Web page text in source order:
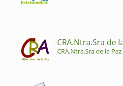
CRA.Ntra.Sra de
CRA.Ntra.Sra de la Paz